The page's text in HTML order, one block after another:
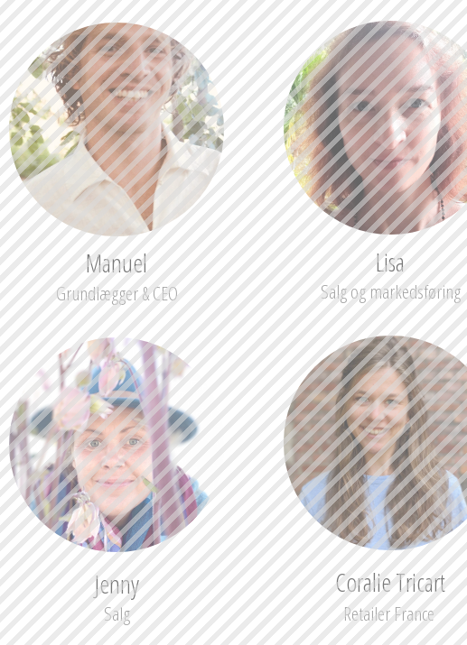
Lisa
Manuel
Salg og markedsføring
Grundlægger & CEO
Coralie Tricart
Jenny
Retailer France
Salg